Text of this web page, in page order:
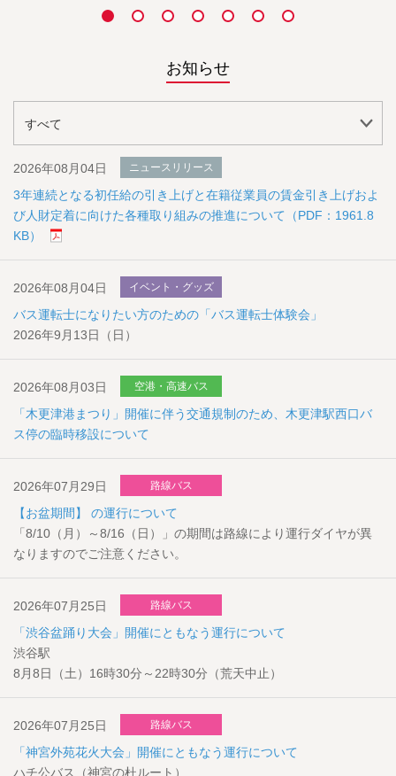
お知らせ
2026年08月04日 ニュースリリース
3年連続となる初任給の引き上げと在籍従業員の賃金引き上げおよ
び人財定着に向けた各種取り組みの推進について（PDF：1961.8
KB）
2026年08月04日 イベント・グッズ
バス運転士になりたい方のための「バス運転士体験会」
2026年9月13日（日）
2026年08月03日 空港・高速バス
「木更津港まつり」開催に伴う交通規制のため、木更津駅西口バ
ス停の臨時移設について
2026年07月29日 路線バス
【お盆期間】 の運行について
「8/10（月）～8/16（日）」の期間は路線により運行ダイヤが異
なりますのでご注意ください。
2026年07月25日 路線バス
「渋谷盆踊り大会」開催にともなう運行について
渋谷駅
8月8日（土）16時30分～22時30分（荒天中止）
2026年07月25日 路線バス
「神宮外苑花火大会」開催にともなう運行について
ハチ公バス（神宮の杜ルート）